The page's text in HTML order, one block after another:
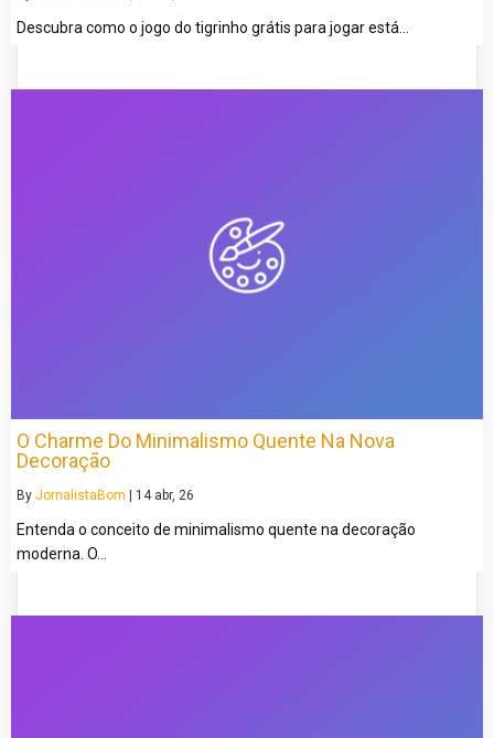
Descubra como o jogo do tigrinho grátis para jogar está…
O Charme Do Minimalismo Quente Na Nova
Decoração
By JornalistaBom 14 abr, 26
Entenda o conceito de minimalismo quente na decoração
moderna. O…